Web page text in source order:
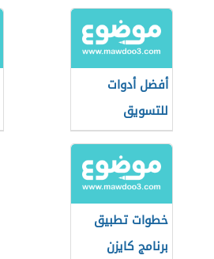
أفضل أدوات
للتسويق
الإلكتروني
خطوات تطبيق
برنامج كايزن